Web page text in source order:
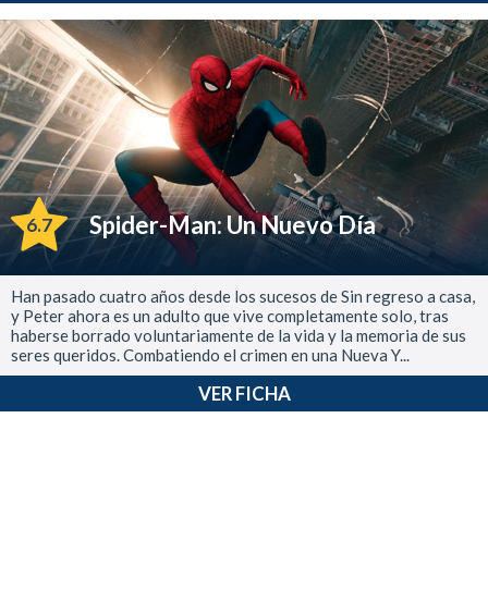
6.7 Spider-Man: Un Nuevo Día
Han pasado cuatro años desde los sucesos de Sin regreso a casa,
y Peter ahora es un adulto que vive completamente solo, tras
haberse borrado voluntariamente de la vida y la memoria de sus
seres queridos. Combatiendo el crimen en una Nueva Y...
VER FICHA